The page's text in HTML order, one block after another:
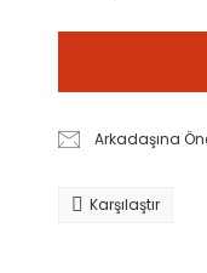
Arkadaşına
Karşılaştır